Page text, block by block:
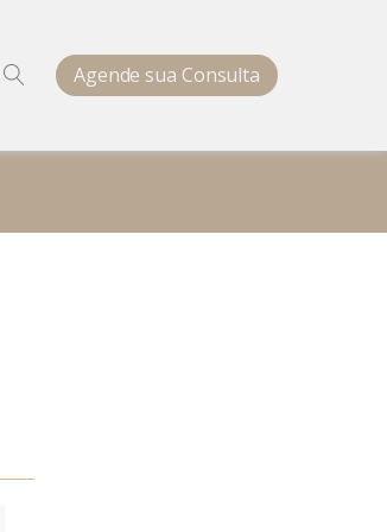
Agende sua Consulta